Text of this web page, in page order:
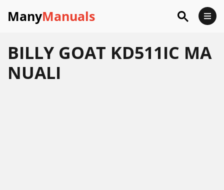
ManyManuals
BILLY GOAT KD511IC MA
NUALI